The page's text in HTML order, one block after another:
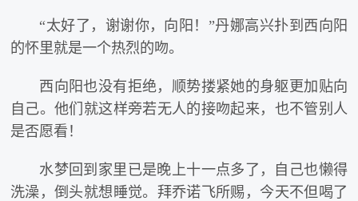
“太好了，谢谢你，向阳！”丹娜高兴扑到西向阳
的怀里就是一个热烈的吻。
西向阳也没有拒绝，顺势搂紧她的身躯更加贴向
自己。他们就这样旁若无人的接吻起来，也不管别人
是否愿看！
水梦回到家里已是晚上十一点多了，自己也懒得
洗澡，倒头就想睡觉。拜乔诺飞所赐，今天不但喝了